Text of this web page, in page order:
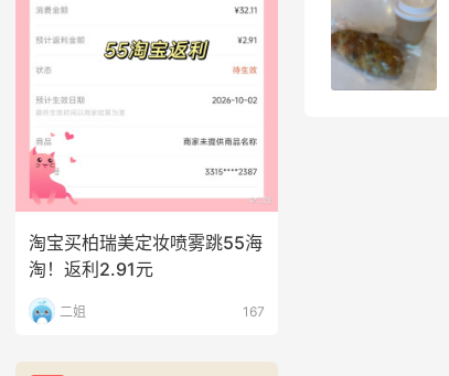
淘宝买柏瑞美定妆喷雾跳55海
淘！返利2.91元
二姐 167
贴秋膘啦，今天吃冰煮羊
08月07日